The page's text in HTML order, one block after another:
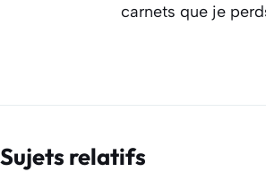
carnets que je
Sujets relatifs